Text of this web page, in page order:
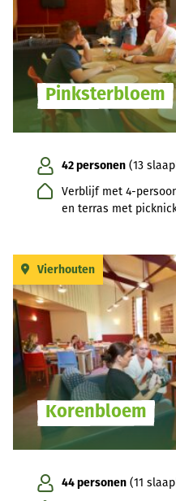
Pinksterbloem
42 personen (13
Verblijf met 4-
en terras met
Vierhouten
Korenbloem
44 personen (11